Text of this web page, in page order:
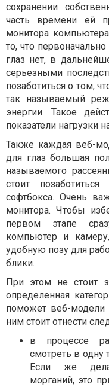
сохранении
часть времени ей
монитора
то, что
глаз нет, в
серьезными
позаботиться о том,
так называемый
энергии. Такое
показатели нагрузки
Также каждая веб-
для глаз большая
называемого
стоит
софтбокса. Очень
монитора. Чтобы
первом этапе
компьютер и
удобную позу для
блики.
При этом не стоит
определенная
поможет веб-модели
ним стоит отнести
в процессе
смотреть в одну
Если же
морганий, это